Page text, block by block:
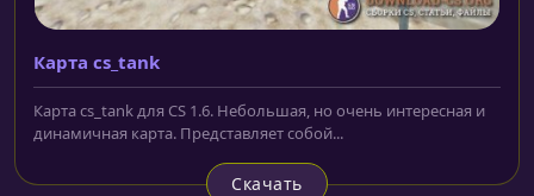
Карта cs_tank
Карта cs_tank для CS 1.6. Небольшая, но очень интересная и
динамичная карта. Представляет собой...
Скачать